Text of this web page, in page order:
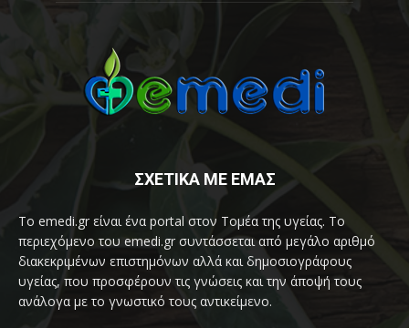
ΣΧΕΤΙΚΑ ΜΕ ΕΜΑΣ
Το emedi.gr είναι ένα portal στον Τομέα της υγείας. Το
περιεχόμενο του emedi.gr συντάσσεται από μεγάλο αριθμό
διακεκριμένων επιστημόνων αλλά και δημοσιογράφους
υγείας, που προσφέρουν τις γνώσεις και την άποψή τους
ανάλογα με το γνωστικό τους αντικείμενο.